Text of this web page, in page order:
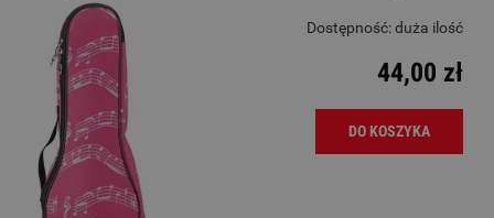
Dostępność:duża ilość
44,00 zł
DO KOSZYKA